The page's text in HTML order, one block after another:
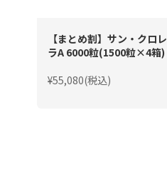
【まとめ割】サン・クロレ
ラA 6000粒(1500粒×4箱)
¥55,080(税込)